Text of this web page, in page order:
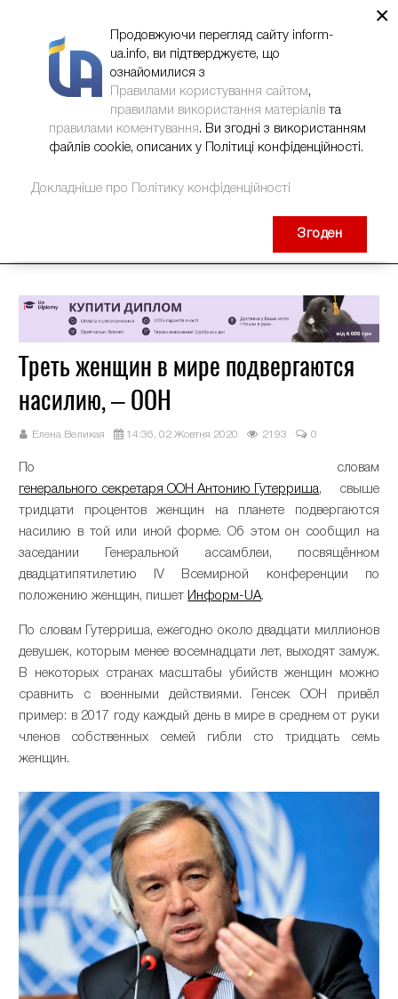
Треть женщин в мире подвергаются
насилию, – ООН
Елена Великая 14:36, 02 Жовтня 2020 2193 0
По словам
генерального секретаря ООН Антонию Гутерриша, свыше
тридцати процентов женщин на планете подвергаются
насилию в той или иной форме. Об этом он сообщил на
заседании Генеральной ассамблеи, посвящённом
двадцатипятилетию IV Всемирной конференции по
положению женщин, пишет Информ-UA.
По словам Гутерриша, ежегодно около двадцати миллионов
девушек, которым менее восемнадцати лет, выходят замуж.
В некоторых странах масштабы убийств женщин можно
сравнить с военными действиями. Генсек ООН привёл
пример: в 2017 году каждый день в мире в среднем от руки
членов собственных семей гибли сто тридцать семь
женщин.
×
Продовжуючи перегляд сайту inform-
ua.info, ви підтверджуєте, що
ознайомилися з
Правилами користування сайтом,
правилами використання матеріалів та
правилами коментування. Ви згодні з використанням
файлів cookie, описаних у Політиці конфіденційності.
Докладніше про Політику конфіденційності
Згоден